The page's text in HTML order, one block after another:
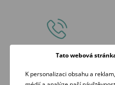
RÁDI
Tato webová
K personalizaci obsahu a